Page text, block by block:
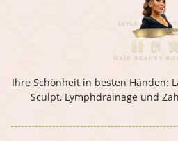
Ihre Schönheit in besten Händen:
Sculpt, Lymphdrainage und